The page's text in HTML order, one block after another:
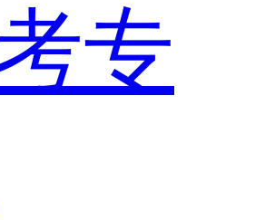
专